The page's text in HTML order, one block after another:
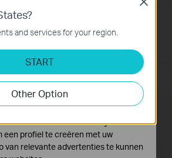
Number (S/N) on Your TP-Link
and services for your region.
START
Other Option
voor de werking van de
niet worden uitgeschakeld.
geven ons de mogelijkheid uw
website te volgen en zo de
de website aan te passen en te
kunnen op onze website worden
adverteerders waar wij mee
een profiel te creëren met uw
van relevante advertenties te kunnen